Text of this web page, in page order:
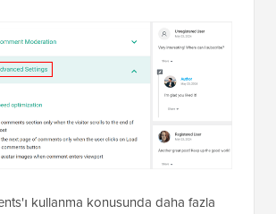
kullanma konusunda daha fazla